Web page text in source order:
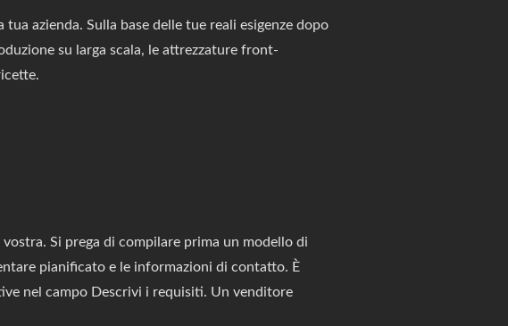
azienda. Sulla base delle tue reali esigenze dopo
su larga scala, le attrezzature front-
Si prega di compilare prima un modello di
pianificato e le informazioni di contatto. È
nel campo Descrivi i requisiti. Un venditore